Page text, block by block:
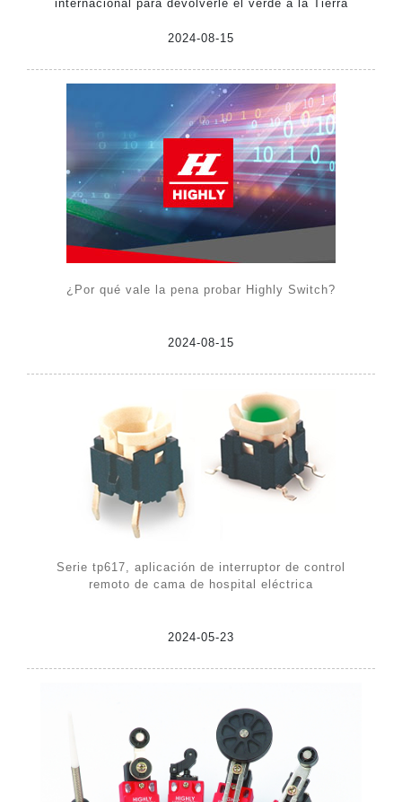
internacional para devolverle el verde a la Tierra
2024-08-15
¿Por qué vale la pena probar Highly Switch?
2024-08-15
Serie tp617, aplicación de interruptor de control
remoto de cama de hospital eléctrica
2024-05-23